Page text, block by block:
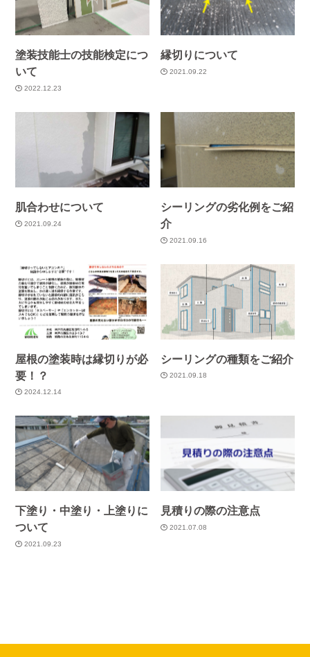
塗装技能士の技能検定につ
いて
2022.12.23
縁切りについて
2021.09.22
肌合わせについて
2021.09.24
シーリングの劣化例をご紹
介
2021.09.16
屋根の塗装時は縁切りが必
要！？
2024.12.14
シーリングの種類をご紹介
2021.09.18
下塗り・中塗り・上塗りに
ついて
2021.09.23
見積りの際の注意点
2021.07.08